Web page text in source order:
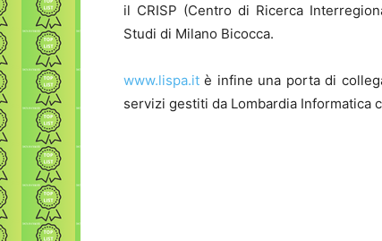
il CRISP (Centro di Ricerca
Studi di Milano Bicocca.
www.lispa.it è infine una porta di
servizi gestiti da Lombardia Informatica